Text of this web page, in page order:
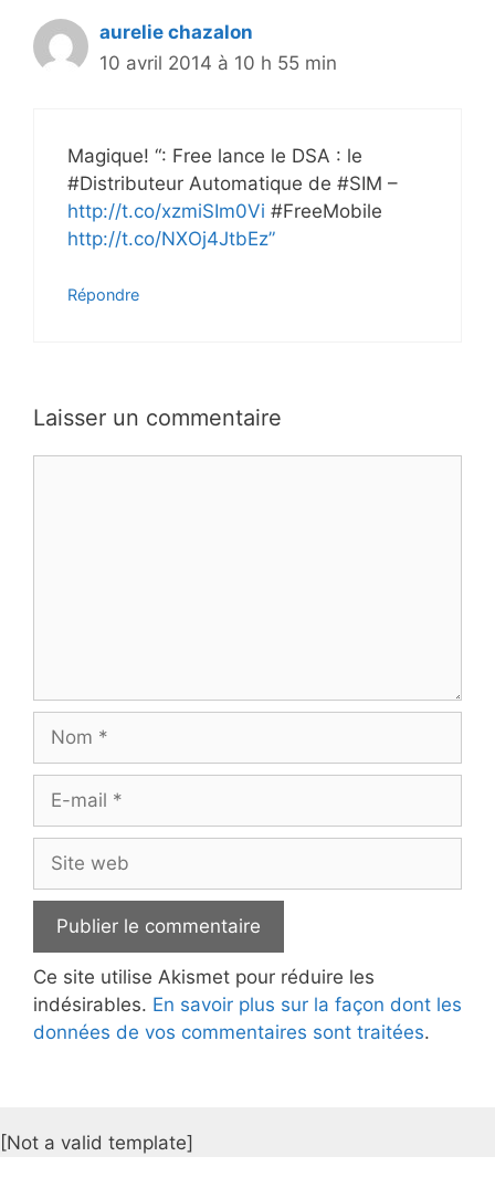
aurelie chazalon
10 avril 2014 à 10 h 55 min
Magique! “: Free lance le DSA : le
#Distributeur Automatique de #SIM –
http://t.co/xzmiSIm0Vi #FreeMobile
http://t.co/NXOj4JtbEz”
Répondre
Laisser un commentaire
mail
web
Ce site utilise Akismet pour réduire les
indésirables. En savoir plus sur la façon dont les
données de vos commentaires sont traitées.
[Not a valid template]